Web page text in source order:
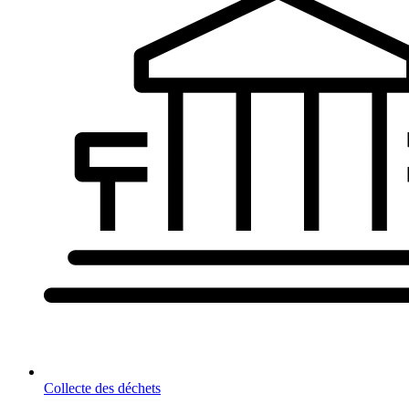
Collecte des déchets